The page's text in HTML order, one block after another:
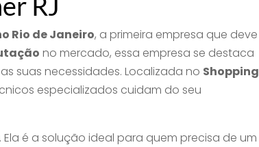
Rio de Janeiro, a primeira empresa que deve
no mercado, essa empresa se destaca
suas necessidades. Localizada no Shopping
especializados cuidam do seu
é a solução ideal para quem precisa de um